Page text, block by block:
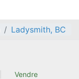
Ladysmith, BC
Vendre